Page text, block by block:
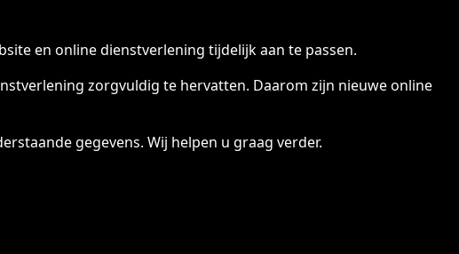
en online dienstverlening tijdelijk aan te passen.
zorgvuldig te hervatten. Daarom zijn nieuwe online
gegevens. Wij helpen u graag verder.